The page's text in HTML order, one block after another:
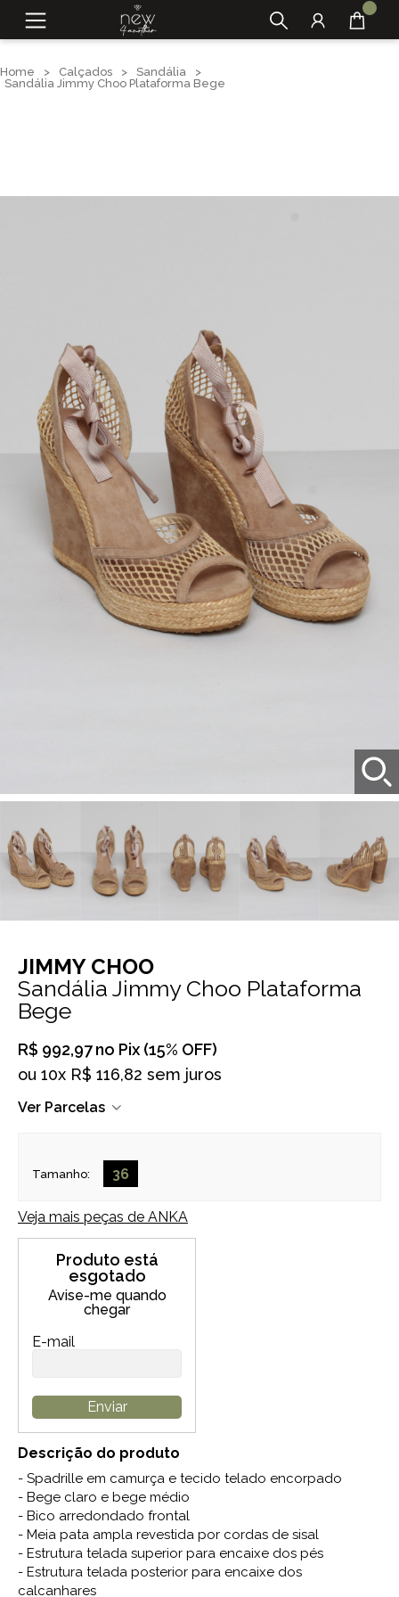
Home > Calçados > Sandália
>
Sandália Jimmy Choo Plataforma Bege
JIMMY CHOO
Sandália Jimmy Choo Plataforma
Bege
R$ 992,97no Pix (15% OFF)
ou 10x R$ 116,82 sem juros
Ver Parcelas
Tamanho: 36
Veja mais peças de ANKA
Produto está
esgotado
Avise-me quando
chegar
E-mail
Enviar
Descrição do produto
- Spadrille em camurça e tecido telado encorpado
- Bege claro e bege médio
- Bico arredondado frontal
- Meia pata ampla revestida por cordas de sisal
- Estrutura telada superior para encaixe dos pés
- Estrutura telada posterior para encaixe dos
calcanhares